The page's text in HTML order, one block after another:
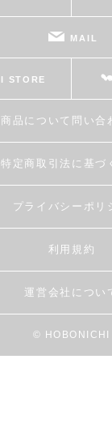
MAIL
STORE
商品について問い合
特定商取引法に基づ
プライバシーポリ
利用規約
運営会社につい
© HOBONICHI